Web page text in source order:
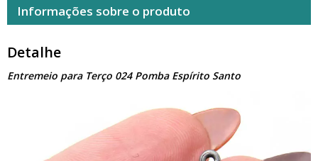
Informações sobre o produto
Detalhe
Entremeio para Terço 024 Pomba Espírito Santo